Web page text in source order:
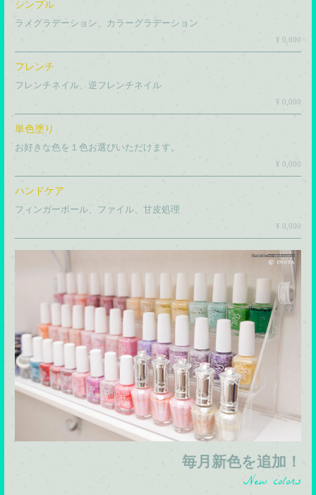
シンプル
ラメグラデーション、カラーグラデーション
¥ 0,000
フレンチ
フレンチネイル、逆フレンチネイル
¥ 0,000
単色塗り
お好きな色を１色お選びいただけます。
¥ 0,000
ハンドケア
フィンガーボール、ファイル、甘皮処理
¥ 0,000
毎月新色を追加！
New colors